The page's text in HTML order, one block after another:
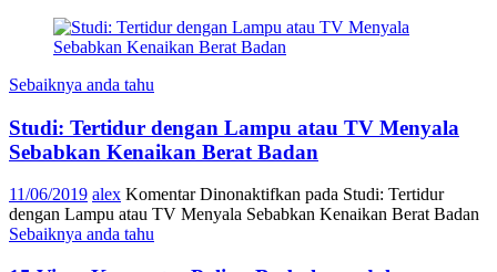
Sebaiknya anda tahu
Studi: Tertidur dengan Lampu atau TV Menyala
Sebabkan Kenaikan Berat Badan
11/06/2019 alex Komentar Dinonaktifkan pada Studi: Tertidur
dengan Lampu atau TV Menyala Sebabkan Kenaikan Berat Badan
Sebaiknya anda tahu